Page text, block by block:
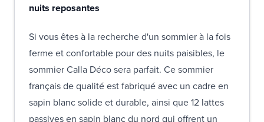
nuits reposantes
Si vous êtes à la recherche d'un sommier à la fois
ferme et confortable pour des nuits paisibles, le
sommier Calla Déco sera parfait. Ce sommier
français de qualité est fabriqué avec un cadre en
sapin blanc solide et durable, ainsi que 12 lattes
passives en sapin blanc du nord qui offrent un